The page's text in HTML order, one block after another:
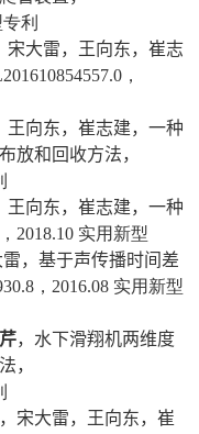
利
宋大雷，王向东，崔志
，
王向东，崔志建，一种
放和回收方法，
王向东，崔志建，一种
， 2018.10 实用新型
雷，基于声传播时间差
， 2016.08 实用新型
，水下滑翔机两维度
，
，宋大雷，王向东，崔